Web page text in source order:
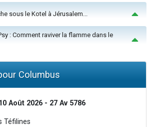
sous le Kotel à Jérusalem...
: Comment raviver la flamme dans le
Columbus
Août 2026 - 27 Av 5786
Téfilines